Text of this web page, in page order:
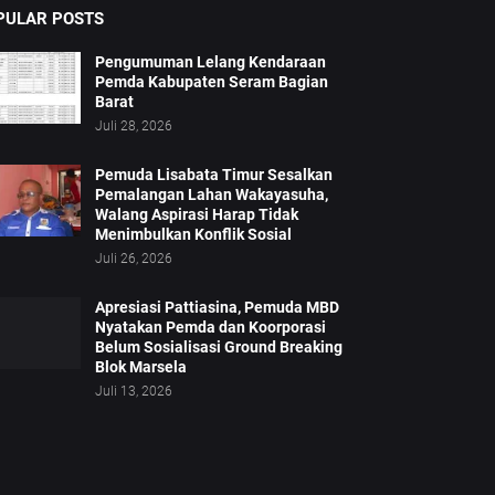
POSTS
Pengumuman Lelang Kendaraan
Pemda Kabupaten Seram Bagian
Barat
Juli 28, 2026
Pemuda Lisabata Timur Sesalkan
Pemalangan Lahan Wakayasuha,
Walang Aspirasi Harap Tidak
Menimbulkan Konflik Sosial
Juli 26, 2026
Apresiasi Pattiasina, Pemuda MBD
Nyatakan Pemda dan Koorporasi
Belum Sosialisasi Ground Breaking
Blok Marsela
Juli 13, 2026